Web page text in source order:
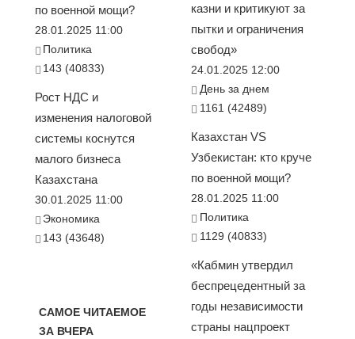
по военной мощи?
28.01.2025 11:00
Политика
143 (40833)
Рост НДС и
изменения налоговой
системы коснутся
малого бизнеса
Казахстана
30.01.2025 11:00
Экономика
143 (43648)
САМОЕ ЧИТАЕМОЕ
ЗА ВЧЕРА
казни и критикуют за
пытки и ограничения
свобод»
24.01.2025 12:00
День за днем
1161 (42489)
Казахстан VS
Узбекистан: кто круче
по военной мощи?
28.01.2025 11:00
Политика
1129 (40833)
«Кабмин утвердил
беспрецедентный за
годы независимости
страны нацпроект